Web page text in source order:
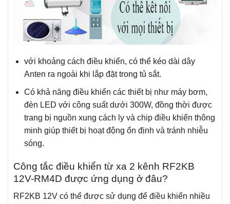
với khoảng cách điều khiển, có thể kéo dài dây
Anten ra ngoài khi lắp đặt trong tủ sắt.
Có khả năng điều khiển các thiết bị như máy bơm,
đèn LED với công suất dưới 300W, đồng thời được
trang bị nguồn xung cách ly và chip điều khiển thông
minh giúp thiết bị hoạt động ổn định và tránh nhiễu
sóng.
Công tắc điều khiển từ xa 2 kênh RF2KB
12V-RM4D được ứng dụng ở đâu?
RF2KB 12V có thể được sử dụng để điều khiển nhiều